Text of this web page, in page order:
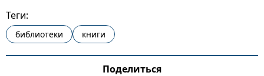
Теги:
библиотеки книги
Поделиться